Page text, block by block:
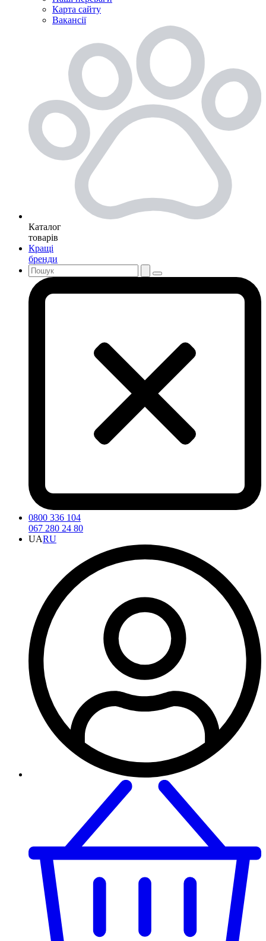
Карта сайту
Вакансії
Каталог
товарів
Кращі
бренди
0800 336 104
067 280 24 80
UARU